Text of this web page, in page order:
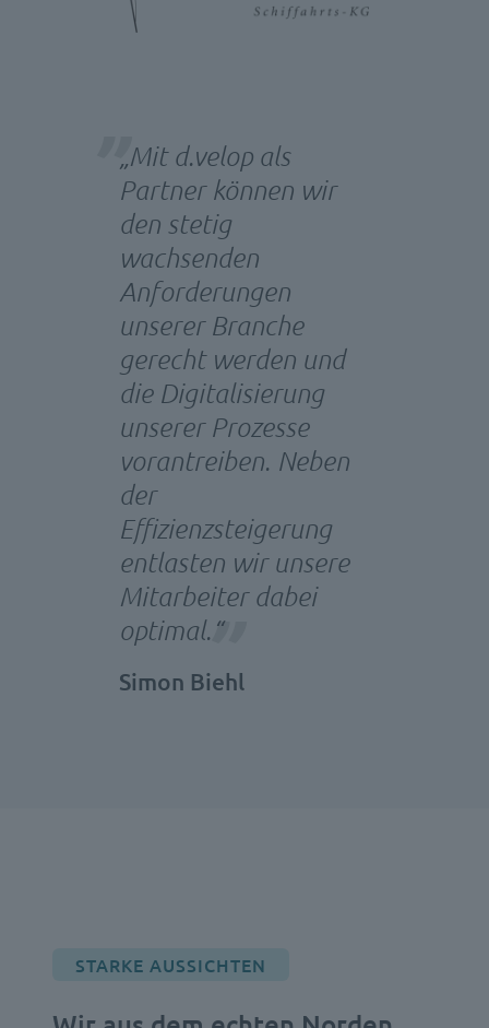
„Mit d.velop als
Partner können wir
den stetig
wachsenden
Anforderungen
unserer Branche
gerecht werden und
die Digitalisierung
unserer Prozesse
vorantreiben. Neben
der
Effizienzsteigerung
entlasten wir unsere
Mitarbeiter dabei
optimal.“
Simon Biehl
STARKE AUSSICHTEN